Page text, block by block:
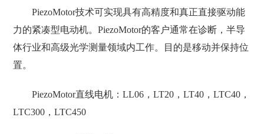
PiezoMotor技术可实现具有高精度和真正直接驱动能
力的紧凑型电动机。PiezoMotor的客户通常在诊断，半导
体行业和高级光学测量领域内工作。目的是移动并保持位
置。
PiezoMotor直线电机：LL06，LT20，LT40，LTC40，
LTC300，LTC450